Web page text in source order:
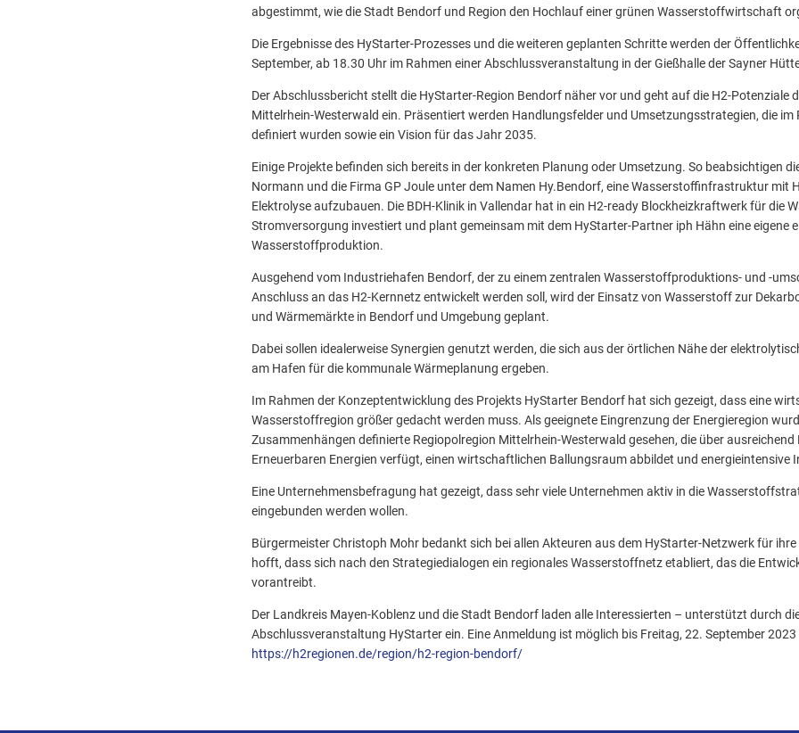
abgestimmt, wie die Stadt Bendorf und Region den Hochlauf einer grünen Wasserstoffwirtschaft
Die Ergebnisse des HyStarter-Prozesses und die weiteren geplanten Schritte werden der
September, ab 18.30 Uhr im Rahmen einer Abschlussveranstaltung in der Gießhalle der Sayner
Der Abschlussbericht stellt die HyStarter-Region Bendorf näher vor und geht auf die H2-Potenziale
Mittelrhein-Westerwald ein. Präsentiert werden Handlungsfelder und Umsetzungsstrategien, die im
definiert wurden sowie ein Vision für das Jahr 2035.
Einige Projekte befinden sich bereits in der konkreten Planung oder Umsetzung. So beabsichtigen
Normann und die Firma GP Joule unter dem Namen Hy.Bendorf, eine Wasserstoffinfrastruktur mit
Elektrolyse aufzubauen. Die BDH-Klinik in Vallendar hat in ein H2-ready Blockheizkraftwerk für die
Stromversorgung investiert und plant gemeinsam mit dem HyStarter-Partner iph Hähn eine eigene
Wasserstoffproduktion.
Ausgehend vom Industriehafen Bendorf, der zu einem zentralen Wasserstoffproduktions- und -
Anschluss an das H2-Kernnetz entwickelt werden soll, wird der Einsatz von Wasserstoff zur
und Wärmemärkte in Bendorf und Umgebung geplant.
Dabei sollen idealerweise Synergien genutzt werden, die sich aus der örtlichen Nähe der
am Hafen für die kommunale Wärmeplanung ergeben.
Im Rahmen der Konzeptentwicklung des Projekts HyStarter Bendorf hat sich gezeigt, dass eine
Wasserstoffregion größer gedacht werden muss. Als geeignete Eingrenzung der Energieregion
Zusammenhängen definierte Regiopolregion Mittelrhein-Westerwald gesehen, die über ausreichend
Erneuerbaren Energien verfügt, einen wirtschaftlichen Ballungsraum abbildet und energieintensive
Eine Unternehmensbefragung hat gezeigt, dass sehr viele Unternehmen aktiv in die
eingebunden werden wollen.
Bürgermeister Christoph Mohr bedankt sich bei allen Akteuren aus dem HyStarter-Netzwerk für
hofft, dass sich nach den Strategiedialogen ein regionales Wasserstoffnetz etabliert, das die
vorantreibt.
Der Landkreis Mayen-Koblenz und die Stadt Bendorf laden alle Interessierten – unterstützt durch
Abschlussveranstaltung HyStarter ein. Eine Anmeldung ist möglich bis Freitag, 22. September
https://h2regionen.de/region/h2-region-bendorf/